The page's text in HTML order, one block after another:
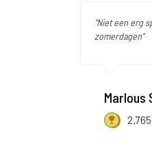
"Niet een erg
zomerdagen"
Marlous
2.765